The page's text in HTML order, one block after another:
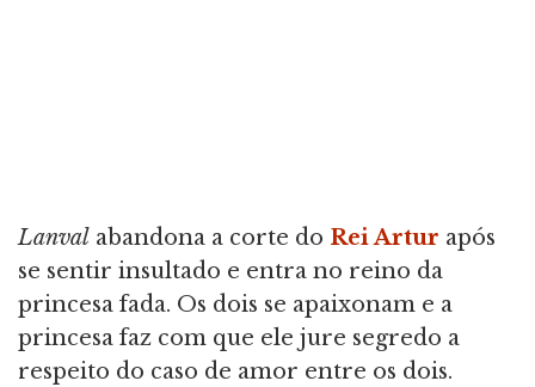
Lanval abandona a corte do Rei Artur após
se sentir insultado e entra no reino da
princesa fada. Os dois se apaixonam e a
princesa faz com que ele jure segredo a
respeito do caso de amor entre os dois.